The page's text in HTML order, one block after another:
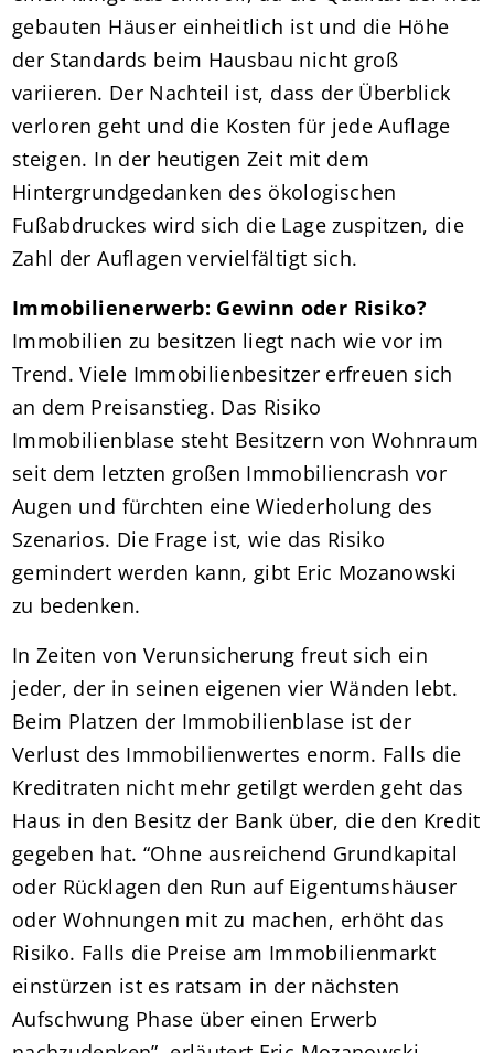
gebauten Häuser einheitlich ist und die Höhe
der Standards beim Hausbau nicht groß
variieren. Der Nachteil ist, dass der Überblick
verloren geht und die Kosten für jede Auflage
steigen. In der heutigen Zeit mit dem
Hintergrundgedanken des ökologischen
Fußabdruckes wird sich die Lage zuspitzen, die
Zahl der Auflagen vervielfältigt sich.
Immobilienerwerb: Gewinn oder Risiko?
Immobilien zu besitzen liegt nach wie vor im
Trend. Viele Immobilienbesitzer erfreuen sich
an dem Preisanstieg. Das Risiko
Immobilienblase steht Besitzern von Wohnraum
seit dem letzten großen Immobiliencrash vor
Augen und fürchten eine Wiederholung des
Szenarios. Die Frage ist, wie das Risiko
gemindert werden kann, gibt Eric Mozanowski
zu bedenken.
In Zeiten von Verunsicherung freut sich ein
jeder, der in seinen eigenen vier Wänden lebt.
Beim Platzen der Immobilienblase ist der
Verlust des Immobilienwertes enorm. Falls die
Kreditraten nicht mehr getilgt werden geht das
Haus in den Besitz der Bank über, die den Kredit
gegeben hat. “Ohne ausreichend Grundkapital
oder Rücklagen den Run auf Eigentumshäuser
oder Wohnungen mit zu machen, erhöht das
Risiko. Falls die Preise am Immobilienmarkt
einstürzen ist es ratsam in der nächsten
Aufschwung Phase über einen Erwerb